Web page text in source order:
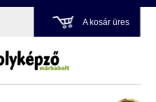
A kosár üres